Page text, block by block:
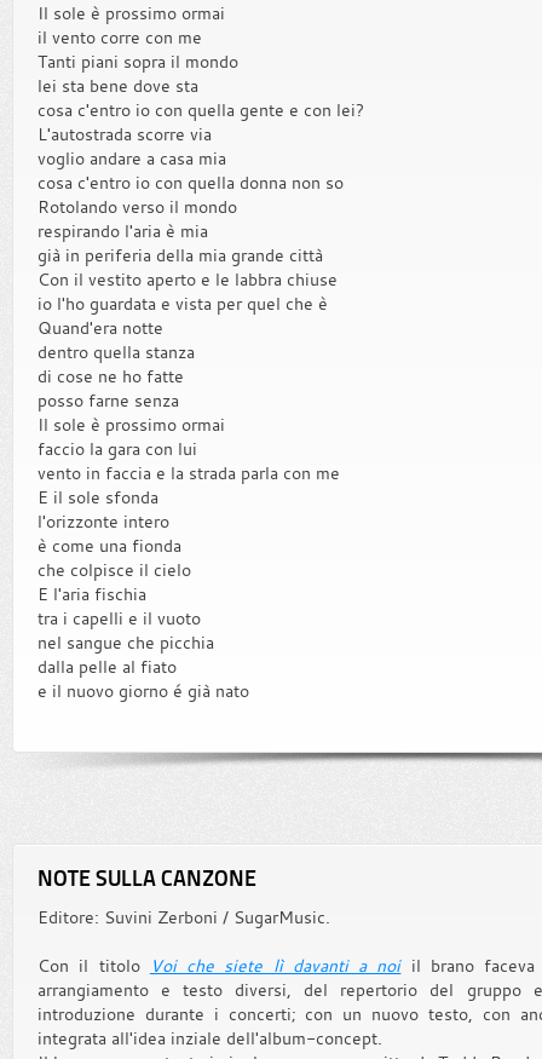
Il sole è prossimo ormai
il vento corre con me
Tanti piani sopra il mondo
lei sta bene dove sta
cosa c'entro io con quella gente e con lei?
L'autostrada scorre via
voglio andare a casa mia
cosa c'entro io con quella donna non so
Rotolando verso il mondo
respirando l'aria è mia
già in periferia della mia grande città
Con il vestito aperto e le labbra chiuse
io l'ho guardata e vista per quel che è
Quand'era notte
dentro quella stanza
di cose ne ho fatte
posso farne senza
Il sole è prossimo ormai
faccio la gara con lui
vento in faccia e la strada parla con me
E il sole sfonda
l'orizzonte intero
è come una fionda
che colpisce il cielo
E l'aria fischia
tra i capelli e il vuoto
nel sangue che picchia
dalla pelle al fiato
e il nuovo giorno é già nato
NOTE SULLA CANZONE
Editore: Suvini Zerboni / SugarMusic.
Con il titolo Voi che siete lì davanti a noiil brano faceva
arrangiamento e testo diversi, del repertorio del gruppo
introduzione durante i concerti; con un nuovo testo, con
integrata all'idea inziale dell'album-concept.